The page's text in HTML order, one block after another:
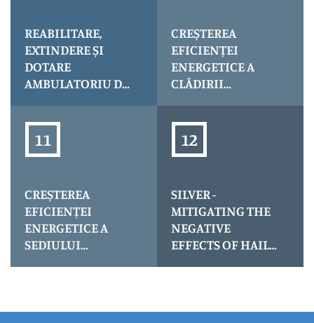
REABILITARE,
EXTINDERE ȘI
DOTARE
AMBULATORIU DE
CREȘTEREA
EFICIENȚEI
ENERGETICE A
CLĂDIRII
NEGREȘTI OAȘ
(CLĂDIRE SPITAL
CREȘTEREA
EFICIENȚEI
ENERGETICE A
SEDIULUI
MARE
SILVER -
MITIGATING THE
NEGATIVE
EFFECTS OF HAIL